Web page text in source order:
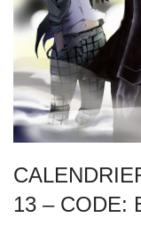
13 – CODE: